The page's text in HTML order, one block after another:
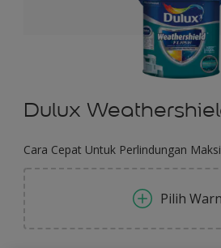
Dulux
Cara Cepat Untuk Perlindungan
Pilih